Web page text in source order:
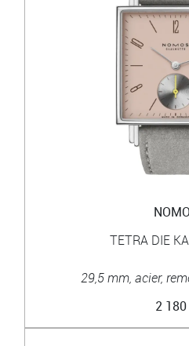
TETRA DIE
29,5 mm, acier,
2 180